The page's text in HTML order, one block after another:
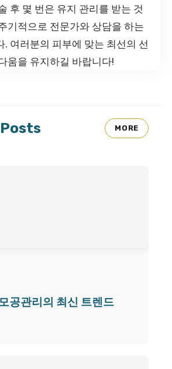
후 몇 번은 유지 관리를 받는 것
기적으로 전문가와 상담을 하는
. 여러분의 피부에 맞는 최선의 선
움을 유지하길 바랍니다!
MORE
공관리의 최신 트렌드